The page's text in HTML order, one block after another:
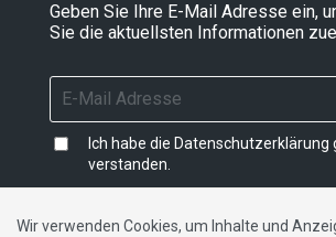
Geben Sie Ihre E-Mail Adresse ein,
Sie die aktuellsten Informationen
Ich habe die Datenschutzerklärung
verstanden.
Wir verwenden Cookies, um Inhalte und